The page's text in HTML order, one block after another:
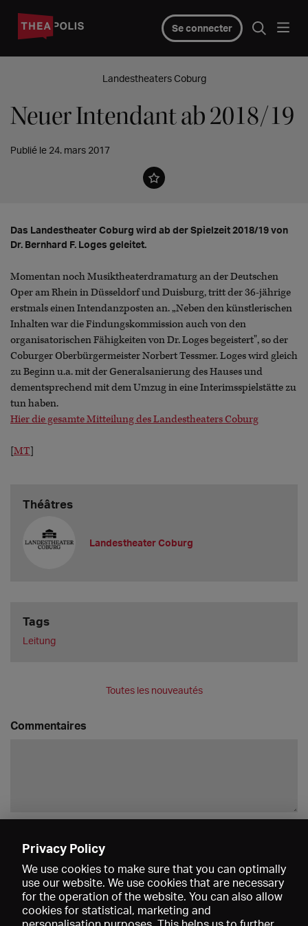
Se connecter
Landestheaters Coburg
Neuer Intendant ab 2018/19
Publié le 24. mars 2017
Das Landestheater Coburg wird ab der Spielzeit 2018/19 von
Dr. Bernhard F. Loges geleitet.
Momentan noch Musiktheaterdramaturg an der Deutschen
Oper am Rhein in Düsseldorf und Duisburg, tritt der 36-jährige
erstmals einen Intendanzposten an. „Neben den künstlerischen
Inhalten war die Findungskommission auch von den
organisatorischen Fähigkeiten von Dr. Loges begeistert", so der
Coburger Oberbürgermeister Norbert Tessmer. Loges wird gleich
zu Beginn u.a. mit der Generalsanierung des Hauses und
dementsprechend mit dem Umzug in eine Interimsspielstätte zu
tun haben.
Hier die gesamte Mitteilung des Landestheaters Coburg
[MT]
Théâtres
Landestheater Coburg
Tags
Leitung
Toutes les nouveautés
Commentaires
Privacy Policy
We use cookies to make sure that you can optimally
use our website. We use cookies that are necessary
for the operation of the website. You can also allow
cookies for statistical, marketing and